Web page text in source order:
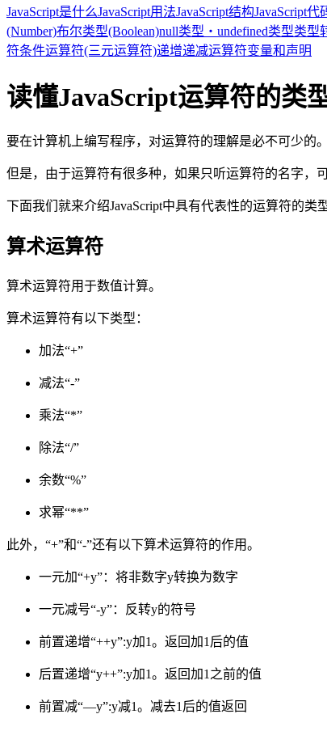
JavaScript是什么JavaScript用法JavaScript结构JavaScript代
(Number)布尔类型(Boolean)null类型・undefined类型类型
符条件运算符(三元运算符)递增递减运算符变量和声明
读懂JavaScript运算符的类
要在计算机上编写程序，对运算符的理解是必不可少的。
但是，由于运算符有很多种，如果只听运算符的名字，
下面我们就来介绍JavaScript中具有代表性的运算符的类
算术运算符
算术运算符用于数值计算。
算术运算符有以下类型：
加法“+”
减法“-”
乘法“*”
除法“/”
余数“%”
求幂“**”
此外，“+”和“-”还有以下算术运算符的作用。
一元加“+y”：将非数字y转换为数字
一元减号“-y”：反转y的符号
前置递增“++y”:y加1。返回加1后的值
后置递增“y++”:y加1。返回加1之前的值
前置减“—y”:y减1。减去1后的值返回